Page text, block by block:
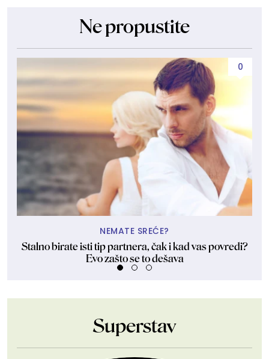
Ne propustite
0
NEMATE SREĆE?
Stalno birate isti tip partnera, čak i kad vas povredi?
Evo zašto se to dešava
Superstav